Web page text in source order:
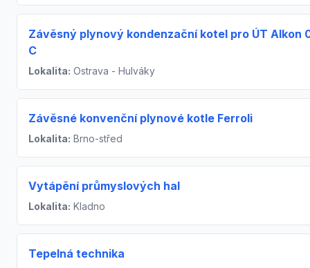
Závěsný plynový kondenzační kotel pro ÚT Alkon
C
Lokalita: Ostrava - Hulváky
Závěsné konvenční plynové kotle Ferroli
Lokalita: Brno-střed
Vytápění průmyslových hal
Lokalita: Kladno
Tepelná technika